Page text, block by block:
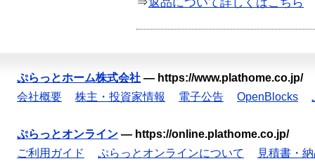
⇒返品について詳しくはこちら
ぷらっとホーム株式会社 — https://www.plathome.co.jp/
会社概要
株主・投資家情報 電子公告 OpenBlocks
ぷらっとオンライン — https://online.plathome.co.jp/
ご利用ガイド
ぷらっとオンラインについて
見積書・